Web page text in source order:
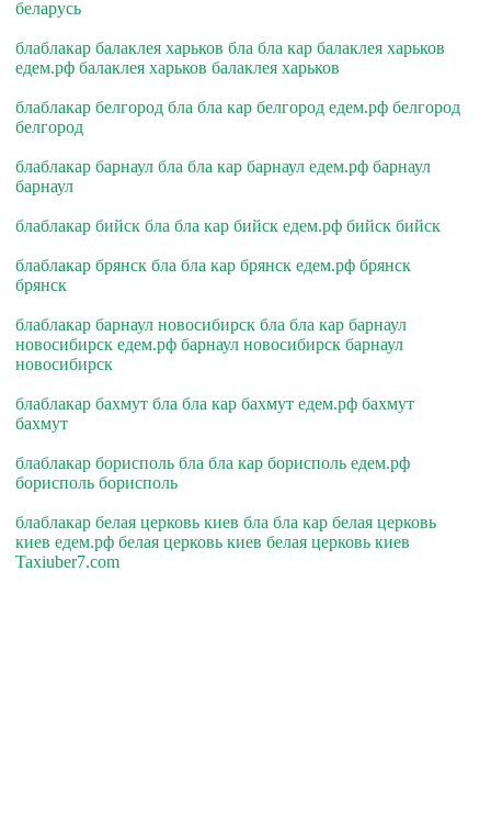
беларусь
блаблакар балаклея харьков бла бла кар балаклея харьков
едем.рф балаклея харьков балаклея харьков
блаблакар белгород бла бла кар белгород едем.рф белгород
белгород
блаблакар барнаул бла бла кар барнаул едем.рф барнаул
барнаул
блаблакар бийск бла бла кар бийск едем.рф бийск бийск
блаблакар брянск бла бла кар брянск едем.рф брянск
брянск
блаблакар барнаул новосибирск бла бла кар барнаул
новосибирск едем.рф барнаул новосибирск барнаул
новосибирск
блаблакар бахмут бла бла кар бахмут едем.рф бахмут
бахмут
блаблакар борисполь бла бла кар борисполь едем.рф
борисполь борисполь
блаблакар белая церковь киев бла бла кар белая церковь
киев едем.рф белая церковь киев белая церковь киев
Taxiuber7.com